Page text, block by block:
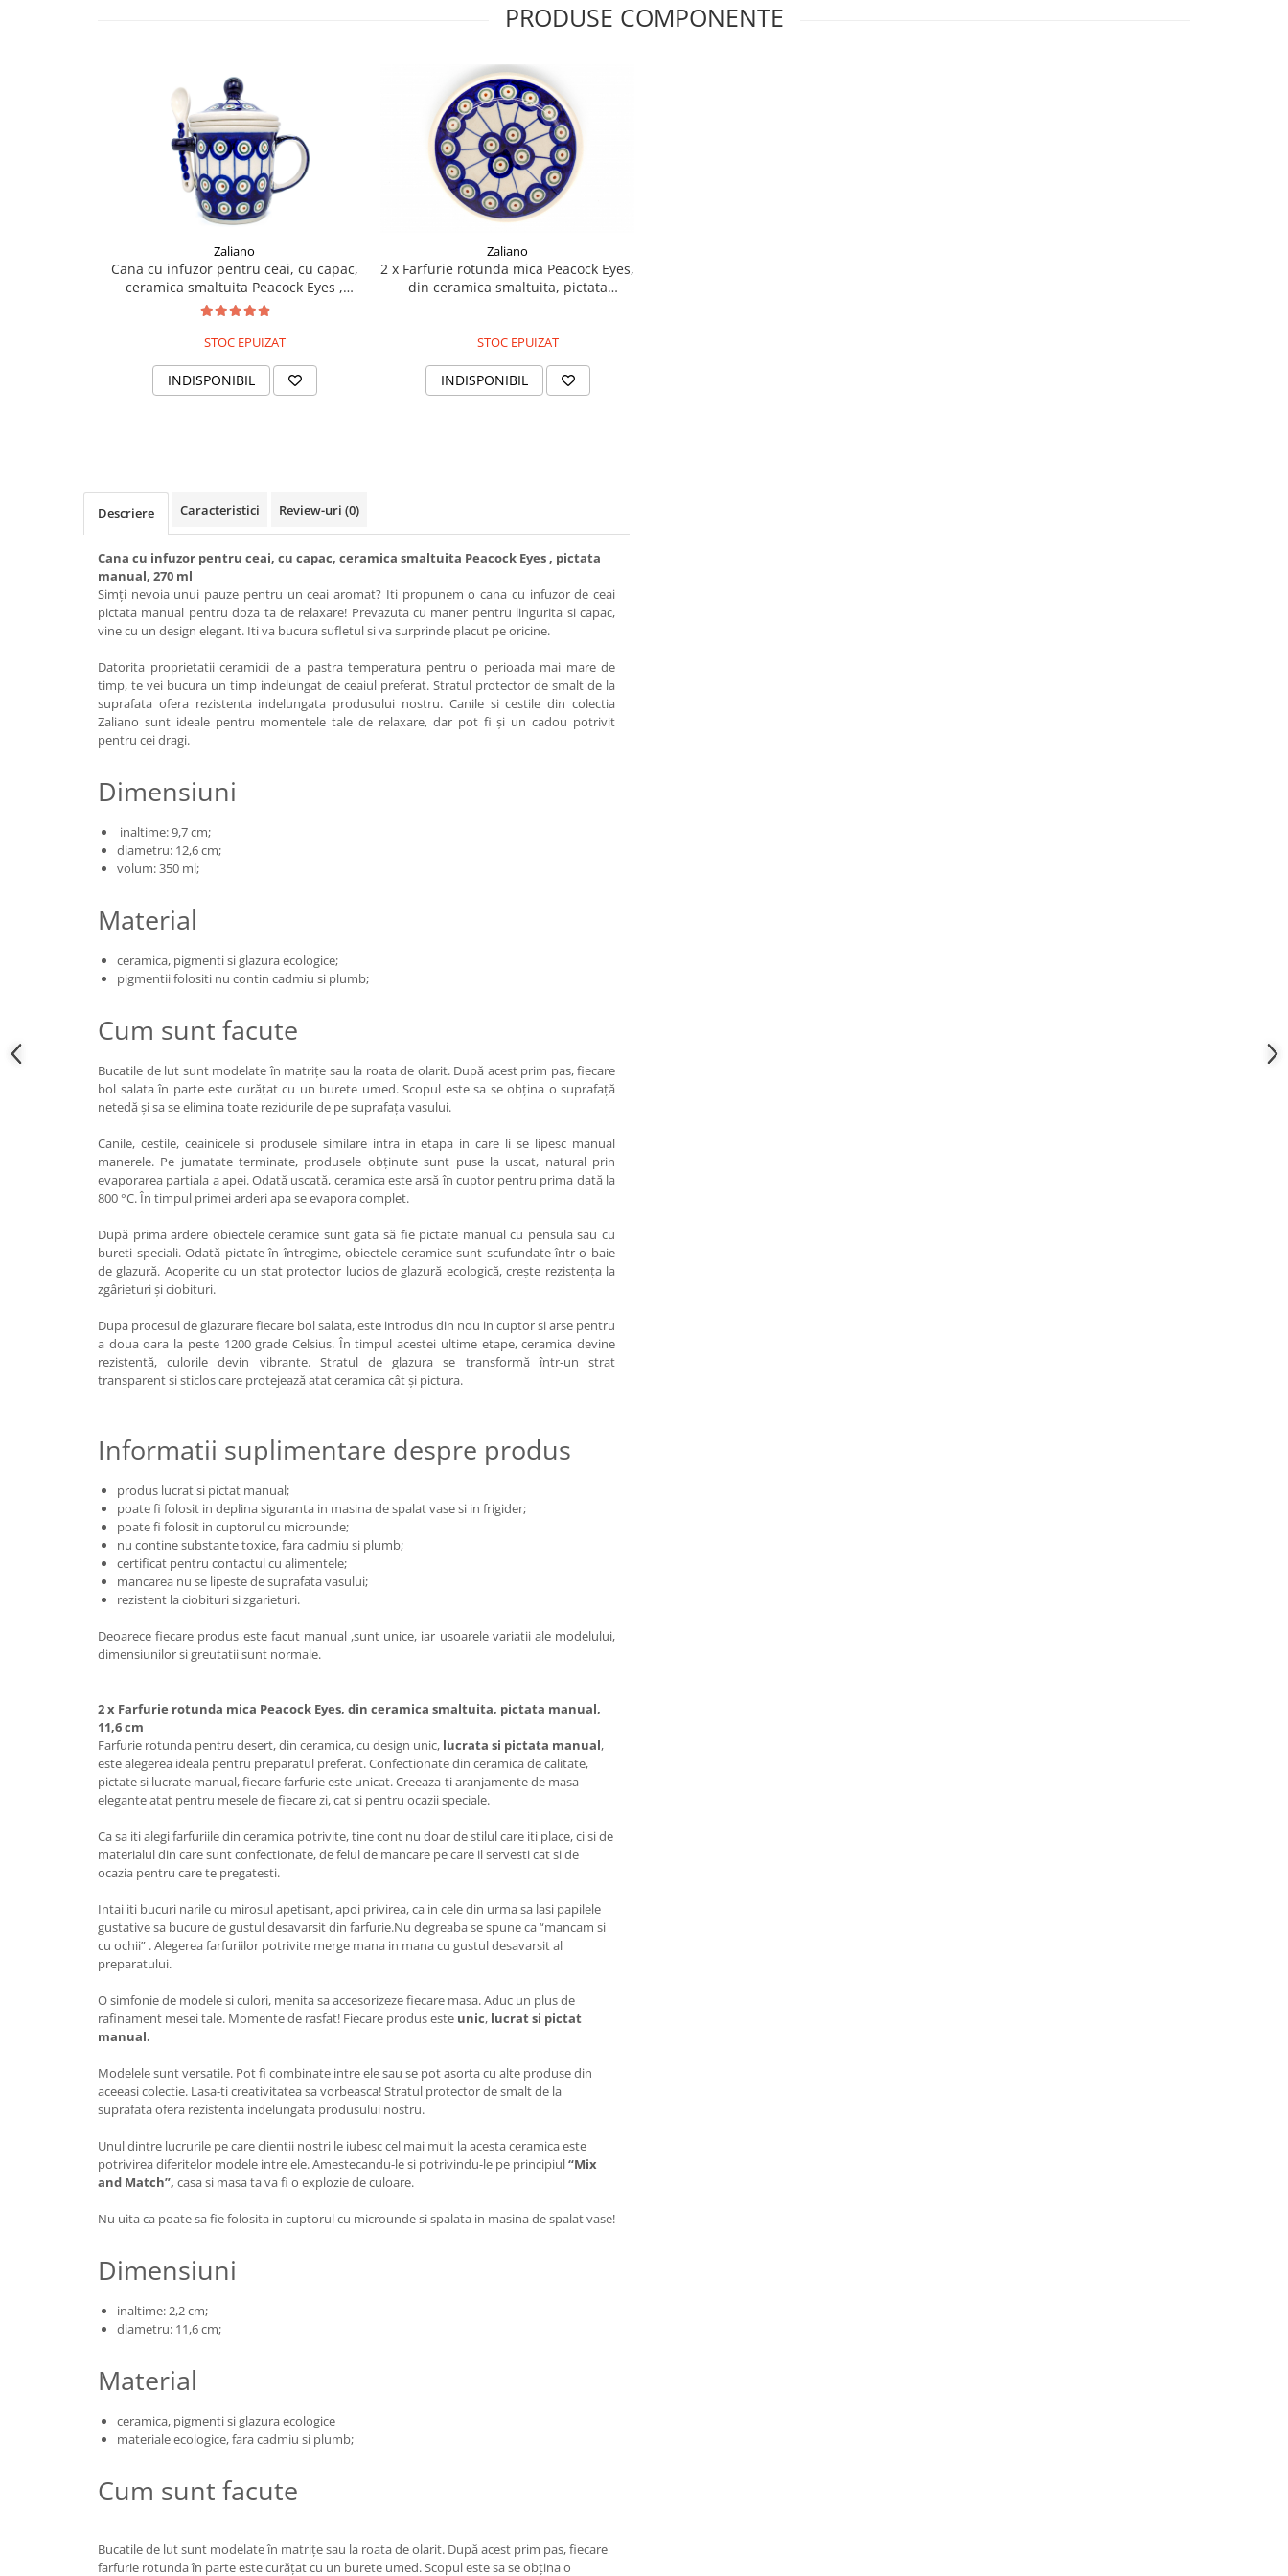
PRODUSE COMPONENTE
Zaliano
Cana cu infuzor pentru ceai, cu capac,
ceramica smaltuita Peacock Eyes ,
pictata manual, 270 ml
STOC EPUIZAT
INDISPONIBIL
Zaliano
2 x Farfurie rotunda mica Peacock Eyes,
din ceramica smaltuita, pictata
STOC EPUIZAT
INDISPONIBIL
Descriere Caracteristici Review-uri (0)
Cana cu infuzor pentru ceai, cu capac, ceramica smaltuita Peacock Eyes , pictata
manual, 270 ml
Simți nevoia unui pauze pentru un ceai aromat? Iti propunem o cana cu infuzor de ceai
pictata manual pentru doza ta de relaxare! Prevazuta cu maner pentru lingurita si capac,
vine cu un design elegant. Iti va bucura sufletul si va surprinde placut pe oricine.
Datorita proprietatii ceramicii de a pastra temperatura pentru o perioada mai mare de
timp, te vei bucura un timp indelungat de ceaiul preferat. Stratul protector de smalt de la
suprafata ofera rezistenta indelungata produsului nostru. Canile si cestile din colectia
Zaliano sunt ideale pentru momentele tale de relaxare, dar pot fi și un cadou potrivit
pentru cei dragi.
Dimensiuni
inaltime: 9,7 cm;
diametru: 12,6 cm;
volum: 350 ml;
Material
ceramica, pigmenti si glazura ecologice;
pigmentii folositi nu contin cadmiu si plumb;
Cum sunt facute
Bucatile de lut sunt modelate în matrițe sau la roata de olarit. După acest prim pas, fiecare
bol salata în parte este curățat cu un burete umed. Scopul este sa se obțina o suprafață
netedă și sa se elimina toate rezidurile de pe suprafața vasului.
Canile, cestile, ceainicele si produsele similare intra in etapa in care li se lipesc manual
manerele. Pe jumatate terminate, produsele obținute sunt puse la uscat, natural prin
evaporarea partiala a apei. Odată uscată, ceramica este arsă în cuptor pentru prima dată la
800 °C. În timpul primei arderi apa se evapora complet.
După prima ardere obiectele ceramice sunt gata să fie pictate manual cu pensula sau cu
bureti speciali. Odată pictate în întregime, obiectele ceramice sunt scufundate într-o baie
de glazură. Acoperite cu un stat protector lucios de glazură ecologică, crește rezistența la
zgârieturi și ciobituri.
Dupa procesul de glazurare fiecare bol salata, este introdus din nou in cuptor si arse pentru
a doua oara la peste 1200 grade Celsius. În timpul acestei ultime etape, ceramica devine
rezistentă, culorile devin vibrante. Stratul de glazura se transformă într-un strat
transparent si sticlos care protejează atat ceramica cât și pictura.
Informatii suplimentare despre produs
produs lucrat si pictat manual;
poate fi folosit in deplina siguranta in masina de spalat vase si in frigider;
poate fi folosit in cuptorul cu microunde;
nu contine substante toxice, fara cadmiu si plumb;
certificat pentru contactul cu alimentele;
mancarea nu se lipeste de suprafata vasului;
rezistent la ciobituri si zgarieturi.
Deoarece fiecare produs este facut manual ,sunt unice, iar usoarele variatii ale modelului,
dimensiunilor si greutatii sunt normale.
2 x Farfurie rotunda mica Peacock Eyes, din ceramica smaltuita, pictata manual,
11,6 cm
Farfurie rotunda pentru desert, din ceramica, cu design unic, lucrata si pictata manual,
este alegerea ideala pentru preparatul preferat. Confectionate din ceramica de calitate,
pictate si lucrate manual, fiecare farfurie este unicat. Creeaza-ti aranjamente de masa
elegante atat pentru mesele de fiecare zi, cat si pentru ocazii speciale.
Ca sa iti alegi farfuriile din ceramica potrivite, tine cont nu doar de stilul care iti place, ci si de
materialul din care sunt confectionate, de felul de mancare pe care il servesti cat si de
ocazia pentru care te pregatesti.
Intai iti bucuri narile cu mirosul apetisant, apoi privirea, ca in cele din urma sa lasi papilele
gustative sa bucure de gustul desavarsit din farfurie.Nu degreaba se spune ca “mancam si
cu ochii” . Alegerea farfuriilor potrivite merge mana in mana cu gustul desavarsit al
preparatului.
O simfonie de modele si culori, menita sa accesorizeze fiecare masa. Aduc un plus de
rafinament mesei tale. Momente de rasfat! Fiecare produs este unic, lucrat si pictat
manual.
Modelele sunt versatile. Pot fi combinate intre ele sau se pot asorta cu alte produse din
aceeasi colectie. Lasa-ti creativitatea sa vorbeasca! Stratul protector de smalt de la
suprafata ofera rezistenta indelungata produsului nostru.
Unul dintre lucrurile pe care clientii nostri le iubesc cel mai mult la acesta ceramica este
potrivirea diferitelor modele intre ele. Amestecandu-le si potrivindu-le pe principiul“Mix
and Match”, casa si masa ta va fi o explozie de culoare.
Nu uita ca poate sa fie folosita in cuptorul cu microunde si spalata in masina de spalat vase!
Dimensiuni
inaltime: 2,2 cm;
diametru: 11,6 cm;
Material
ceramica, pigmenti si glazura ecologice
materiale ecologice, fara cadmiu si plumb;
Cum sunt facute
Bucatile de lut sunt modelate în matrițe sau la roata de olarit. După acest prim pas, fiecare
farfurie rotunda în parte este curățat cu un burete umed. Scopul este sa se obțina o